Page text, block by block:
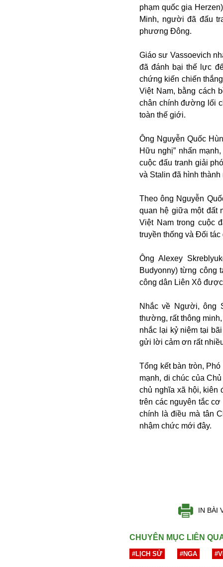
phạm quốc gia
Minh, người đã đấu
phương Đông.
Giáo sư Vassoevich
đã đánh bại thế lực
chứng kiến chiến
Việt Nam, bằng cách
chân chính đường lối
toàn thế giới.
Ông Nguyễn Quốc
Hữu nghị” nhấn
cuộc đấu tranh giải
và Stalin đã hình thành
Theo ông Nguyễn
quan hệ giữa một đất
Việt Nam trong cuộc
truyền thống và Đối
Ông Alexey
Budyonny) từng công
công dân Liên Xô
Nhắc về Người, ông
thường, rất thông
nhắc lại kỷ niệm tại
gửi lời cảm ơn rất
Tổng kết bàn tròn,
mạnh, di chúc của
chủ nghĩa xã hội, kiên
trên các nguyên tắc
chính là điều mà tân
nhậm chức mới đây.
IN BÀI
CHUYÊN MỤC LIÊN
#LỊCH SỬ #NGA